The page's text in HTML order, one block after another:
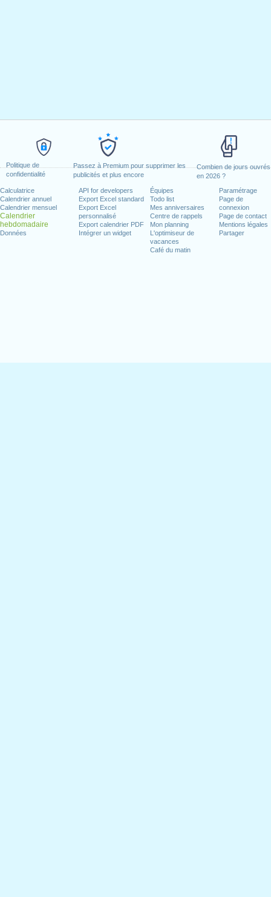
Politique de
confidentialité
Passez à Premium pour supprimer les
publicités et plus encore
Combien de jours ouvrés
en 2026 ?
Calculatrice
Calendrier annuel
Calendrier mensuel
Calendrier
hebdomadaire
Données
API for developers
Export Excel standard
Export Excel
personnalisé
Export calendrier PDF
Intégrer un widget
Équipes
Todo list
Mes anniversaires
Centre de rappels
Mon planning
L'optimiseur de
vacances
Café du matin
Paramétrage
Page de
connexion
Page de contact
Mentions légales
Partager